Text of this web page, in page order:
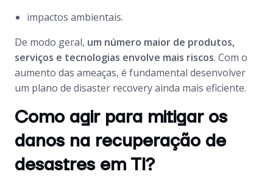
impactos ambientais.
De modo geral, um número maior de produtos,
serviços e tecnologias envolve mais riscos. Com o
aumento das ameaças, é fundamental desenvolver
um plano de disaster recoveryainda mais eficiente.
Como agir para mitigar os
danos na recuperação de
desastres em TI?